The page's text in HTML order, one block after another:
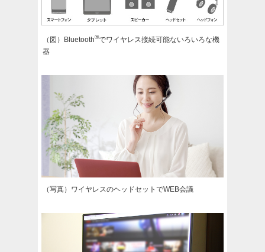
（図）Bluetooth®でワイヤレス接続可能ないろいろな機
器
（写真）ワイヤレスのヘッドセットでWEB会議